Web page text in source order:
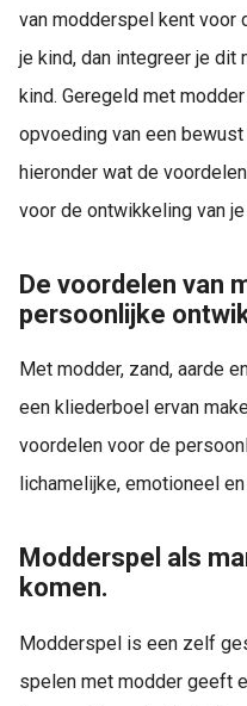
van modderspel kent voor
je kind, dan integreer je dit
kind. Geregeld met
opvoeding van een
hieronder wat de
voor de ontwikkeling van je
De voordelen van
persoonlijke
Met modder, zand, aarde
een kliederboel ervan
voordelen voor de
lichamelijke, emotioneel
Modderspel als
komen.
Modderspel is een zelf
spelen met modder geeft